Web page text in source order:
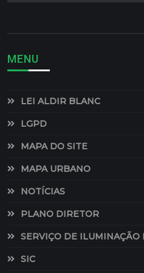
MENU
LEI ALDIR BLANC
LGPD
MAPA DO SITE
MAPA URBANO
NOTÍCIAS
PLANO DIRETOR
SERVIÇO DE ILUMINAÇÃO
SIC